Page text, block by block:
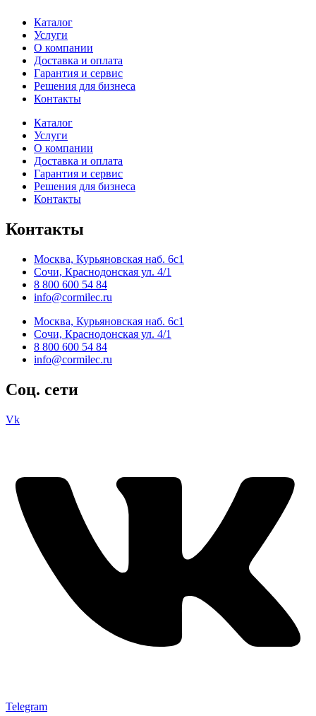
Каталог
Услуги
О компании
Доставка и оплата
Гарантия и сервис
Решения для бизнеса
Контакты
Каталог
Услуги
О компании
Доставка и оплата
Гарантия и сервис
Решения для бизнеса
Контакты
Контакты
Москва, Курьяновская наб. 6с1
Сочи, Краснодонская ул. 4/1
8 800 600 54 84
info@cormilec.ru
Москва, Курьяновская наб. 6с1
Сочи, Краснодонская ул. 4/1
8 800 600 54 84
info@cormilec.ru
Соц. сети
Vk
Telegram